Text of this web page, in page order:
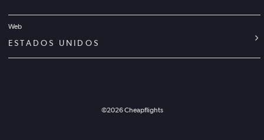
Web
ESTADOS UNIDOS
©2026Cheapflights